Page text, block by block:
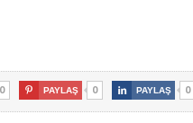
0  PAYLAŞ 0  PAYLAŞ 0